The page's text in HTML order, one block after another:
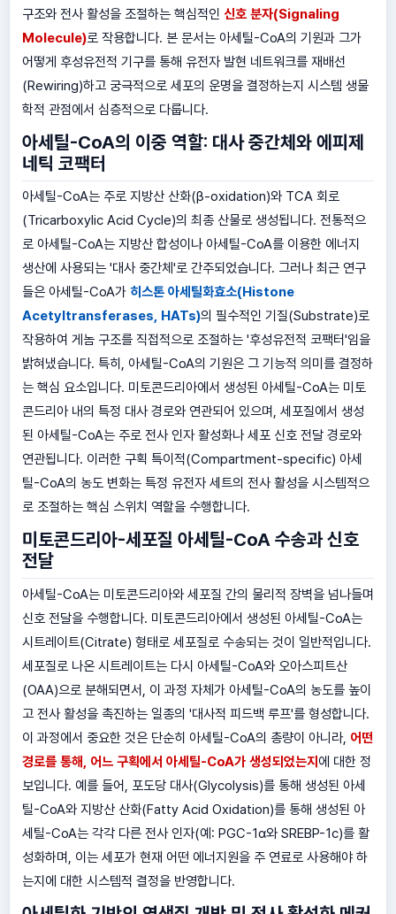
구조와 전사 활성을 조절하는 핵심적인 신호 분자(Signaling
Molecule)로 작용합니다. 본 문서는 아세틸-CoA의 기원과 그가
어떻게 후성유전적 기구를 통해 유전자 발현 네트워크를 재배선
(Rewiring)하고 궁극적으로 세포의 운명을 결정하는지 시스템 생물
학적 관점에서 심층적으로 다룹니다.
아세틸-CoA의 이중 역할: 대사 중간체와 에피제
네틱 코팩터
아세틸-CoA는 주로 지방산 산화(β-oxidation)와 TCA 회로
(Tricarboxylic Acid Cycle)의 최종 산물로 생성됩니다. 전통적으
로 아세틸-CoA는 지방산 합성이나 아세틸-CoA를 이용한 에너지
생산에 사용되는 '대사 중간체'로 간주되었습니다. 그러나 최근 연구
들은 아세틸-CoA가 히스톤 아세틸화효소(Histone
Acetyltransferases, HATs)의 필수적인 기질(Substrate)로
작용하여 게놈 구조를 직접적으로 조절하는 '후성유전적 코팩터'임을
밝혀냈습니다. 특히, 아세틸-CoA의 기원은 그 기능적 의미를 결정하
는 핵심 요소입니다. 미토콘드리아에서 생성된 아세틸-CoA는 미토
콘드리아 내의 특정 대사 경로와 연관되어 있으며, 세포질에서 생성
된 아세틸-CoA는 주로 전사 인자 활성화나 세포 신호 전달 경로와
연관됩니다. 이러한 구획 특이적(Compartment-specific) 아세
틸-CoA의 농도 변화는 특정 유전자 세트의 전사 활성을 시스템적으
로 조절하는 핵심 스위치 역할을 수행합니다.
미토콘드리아-세포질 아세틸-CoA 수송과 신호
전달
아세틸-CoA는 미토콘드리아와 세포질 간의 물리적 장벽을 넘나들며
신호 전달을 수행합니다. 미토콘드리아에서 생성된 아세틸-CoA는
시트레이트(Citrate) 형태로 세포질로 수송되는 것이 일반적입니다.
세포질로 나온 시트레이트는 다시 아세틸-CoA와 오아스피트산
(OAA)으로 분해되면서, 이 과정 자체가 아세틸-CoA의 농도를 높이
고 전사 활성을 촉진하는 일종의 '대사적 피드백 루프'를 형성합니다.
이 과정에서 중요한 것은 단순히 아세틸-CoA의 총량이 아니라, 어떤
경로를 통해, 어느 구획에서 아세틸-CoA가 생성되었는지 에 대한 정
보입니다. 예를 들어, 포도당 대사(Glycolysis)를 통해 생성된 아세
틸-CoA와 지방산 산화(Fatty Acid Oxidation)를 통해 생성된 아
세틸-CoA는 각각 다른 전사 인자(예: PGC-1α와 SREBP-1c)를 활
성화하며, 이는 세포가 현재 어떤 에너지원을 주 연료로 사용해야 하
는지에 대한 시스템적 결정을 반영합니다.